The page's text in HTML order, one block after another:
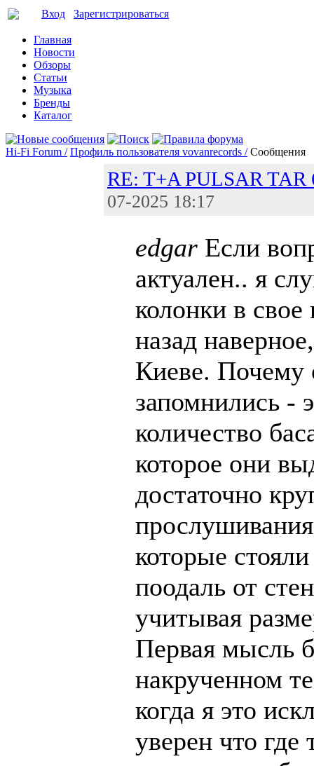
Вход Зарегистрироваться
Главная
Новости
Обзоры
Статьи
Музыка
Бренды
Каталог
Hi-Fi Forum / Профиль пользователя vovanrecords / Сообщения
RE: T+A PULSAR TAR
07-2025 18:17
edgar Если
актуален.. я
колонки в свое
назад
Киеве. Почему
запомнились -
количество
которое они
достаточно
которые
поодаль от
учитывая
Первая мысль
накрученном
когда я это
уверен что где